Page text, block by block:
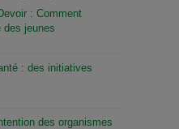
: Comment
des jeunes
: des initiatives
des organismes